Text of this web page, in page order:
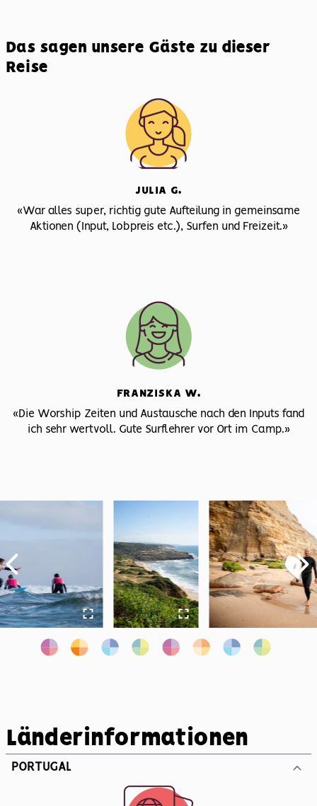
Das sagen unsere Gäste zu dieser
Reise
JULIA G.
«War alles super, richtig gute Aufteilung in gemeinsame
Aktionen (Input, Lobpreis etc.), Surfen und Freizeit.»
FRANZISKA W.
«Die Worship Zeiten und Austausche nach den Inputs fand
ich sehr wertvoll. Gute Surflehrer vor Ort im Camp.»
Länderinformationen
PORTUGAL